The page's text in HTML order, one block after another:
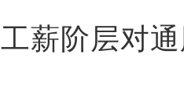
工薪阶层对